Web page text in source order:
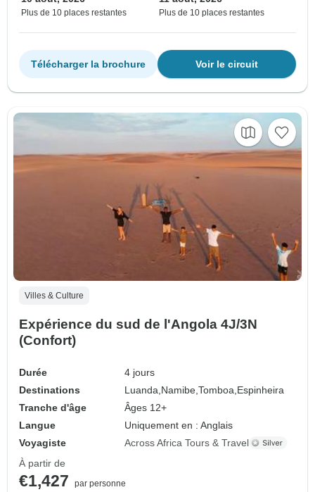
Plus de 10 places restantes Plus de 10 places restantes
Voir le circuit
Télécharger la brochure
Villes & Culture
Expérience du sud de l'Angola 4J/3N
(Confort)
Durée
4 jours
Destinations
Luanda, Namibe,Tomboa, Espinheira
Tranche d'âge
Âges 12+
Langue
Uniquement en : Anglais
Voyagiste
Across Africa Tours & Travel
À partir de
€1,427
par personne